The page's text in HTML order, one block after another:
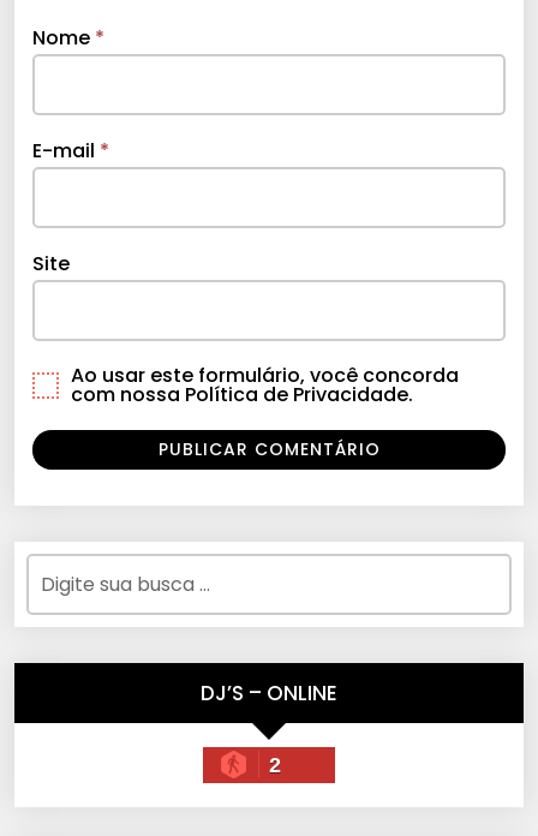
Nome *
E-mail *
Site
Ao usar este formulário, você concorda
com nossa Política de Privacidade.
DJ’S – ONLINE
2